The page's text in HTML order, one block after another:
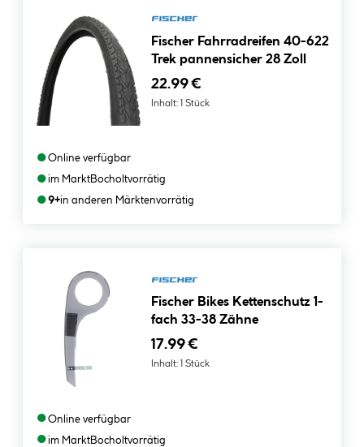
Fischer Fahrradreifen 40-622
Trek pannensicher 28 Zoll
22.99 €
Inhalt: 1 Stück
●Online verfügbar
●im MarktBocholtvorrätig
●9+in anderen Märktenvorrätig
Fischer Bikes Kettenschutz 1-
fach 33-38 Zähne
17.99 €
Inhalt: 1 Stück
●Online verfügbar
●im MarktBocholtvorrätig